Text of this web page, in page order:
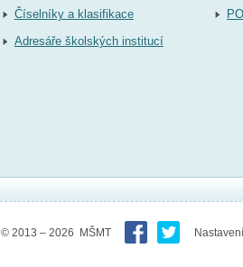
Číselníky a klasifikace
Adresáře školských institucí
© 2013 – 2026 MŠMT